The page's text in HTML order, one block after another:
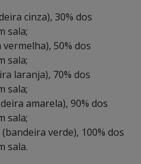
cinza), 30% dos
sala;
50% dos
sala;
laranja), 70% dos
sala;
amarela), 90% dos
sala;
verde), 100% dos
sala.